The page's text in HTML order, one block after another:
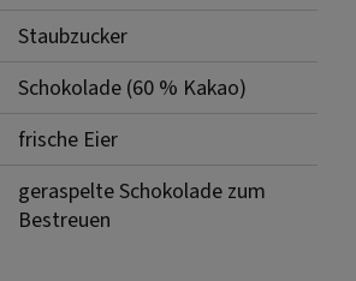
Staubzucker
Schokolade (60 % Kakao)
frische Eier
geraspelte Schokolade zum
Bestreuen